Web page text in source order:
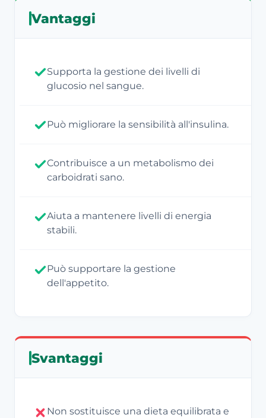
Vantaggi
Supporta la gestione dei livelli di
glucosio nel sangue.
Può migliorare la sensibilità all'insulina.
Contribuisce a un metabolismo dei
carboidrati sano.
Aiuta a mantenere livelli di energia
stabili.
Può supportare la gestione
dell'appetito.
Svantaggi
Non sostituisce una dieta equilibrata e